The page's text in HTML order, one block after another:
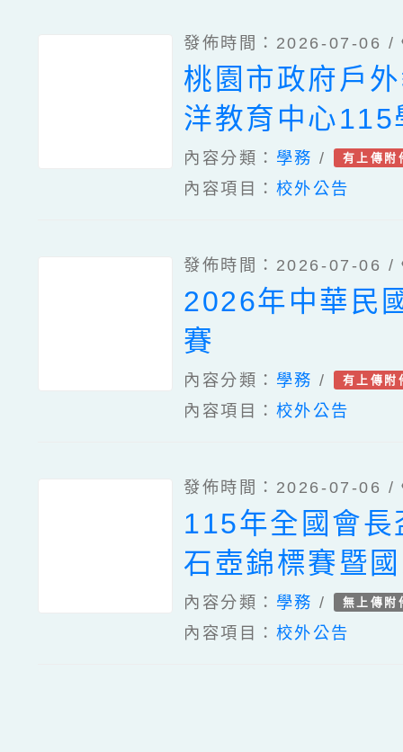
發佈時間：2026-07-06 /
桃園市政府戶
洋教育中心115
業工作人員遴
內容分類： 學務 / 有上傳附
內容項目： 校外公告
發佈時間：2026-07-06 /
2026年中華民
賽
內容分類： 學務 / 有上傳附
內容項目： 校外公告
發佈時間：2026-07-06 /
115年全國會長
石壺錦標賽暨
選拔賽
內容分類： 學務 / 無上傳附
內容項目： 校外公告